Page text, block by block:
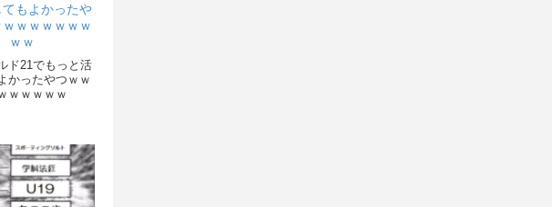
ド21でもっと活
かったやつｗｗ
ｗｗｗｗｗ